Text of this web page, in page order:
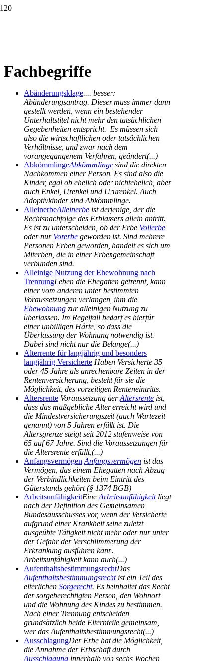
Fachbegriffe
Abänderungsklage.... besser:
Abänderungsantrag. Dieser muss immer dann
gestellt werden, wenn ein bestehender
Unterhaltstitel nicht mehr den tatsächlichen
Gegebenheiten entspricht. Es müssen sich
also die wirtschaftlichen oder tatsächlichen
Verhältnisse, und zwar nach dem
vorangegangenem Verfahren, geändert(...)
AbkömmlingeAbkömmlinge sind die direkten
Nachkommen einer Person. Es sind also die
Kinder, egal ob ehelich oder nichtehelich, aber
auch Enkel, Urenkel und Ururenkel. Auch
Adoptivkinder sind Abkömmlinge.
AlleinerbeAlleinerbe ist derjenige, der die
Rechtsnachfolge des Erblassers allein antritt.
Es ist zu unterscheiden, ob der Erbe Vollerbe
oder nur Vorerbe geworden ist. Sind mehrere
Personen Erben geworden, handelt es sich um
Miterben, die in einer Erbengemeinschaft
verbunden sind.
Alleinige Nutzung der Ehewohnung nach
TrennungLeben die Ehegatten getrennt, kann
einer vom anderen unter bestimmten
Voraussetzungen verlangen, ihm die
Ehewohnung zur alleinigen Nutzung zu
überlassen. Im Regelfall bedarf es hierfür
einer unbilligen Härte, so dass die
Überlassung der Wohnung notwendig ist.
Dabei sind nicht nur die Belange(...)
Alterrente für langjährig und besonders
langjährig Versicherte Haben Versicherte 35
oder 45 Jahre als anrechenbare Zeiten in der
Rentenversicherung, besteht für sie die
Möglichkeit, des vorzeitigen Renteneintritts.
Altersrente Voraussetzung derAltersrente ist,
dass das maßgebliche Alter erreicht wird und
die Mindestversicherungszeit (auch Wartezeit
genannt) von 5 Jahren erfüllt ist. Die
Altersgrenze steigt seit 2012 stufenweise von
65 auf 67 Jahre. Sind die Voraussetzungen für
die Altersrente erfüllt,(...)
Anfangsvermögen Anfangsvermögen ist das
Vermögen, das einem Ehegatten nach Abzug
der Verbindlichkeiten beim Eintritt des
Güterstands gehört (§ 1374 BGB)
ArbeitsunfähigkeitEine Arbeitsunfähigkeitliegt
nach der Definition des Gemeinsamen
Bundesausschusses vor, wenn der Versicherte
aufgrund einer Krankheit seine zuletzt
ausgeübte Tätigkeit nicht mehr oder nur unter
der Gefahr der Verschlimmerung der
Erkrankung ausführen kann.
Arbeitsunfähigkeit kann auch(...)
AufenthaltsbestimmungsrechtDas
Aufenthaltsbestimmungsrechtist ein Teil des
elterlichen Sorgerecht. Es beinhaltet das Recht
der sorgeberechtigten Person, den Wohnort
und die Wohnung des Kindes zu bestimmen.
Nach einer Trennung entscheiden
grundsätzlich beide Elternteile gemeinsam,
wer das Aufenthaltsbestimmungsrecht(...)
AusschlagungDer Erbe hat die Möglichkeit,
die Annahme der Erbschaft durch
Ausschlagung innerhalb von sechs Wochen